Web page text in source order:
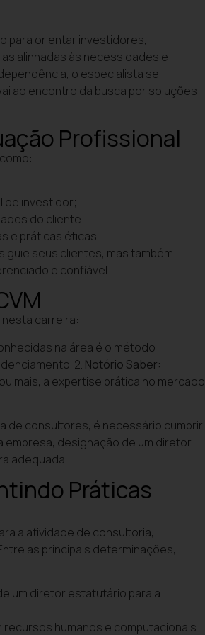
para orientar investidores,
alinhadas às necessidades e
o especialista se
ao encontro da busca por soluções
Profissional
de investidor;
do cliente;
e práticas éticas.
seus clientes, mas também
e confiável.
carreira:
na área é o método
2. Notório Saber:
mais, a expertise prática no mercado
de consultores, é necessário cumprir
designação de um diretor
adequada.
Práticas
a atividade de consultoria,
as principais determinações,
um diretor estatutário para a
humanos e computacionais